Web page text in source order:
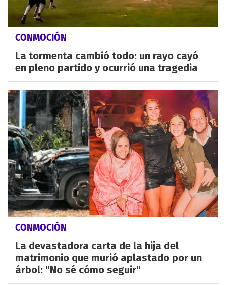
CONMOCIÓN
La tormenta cambió todo: un rayo cayó
en pleno partido y ocurrió una tragedia
CONMOCIÓN
La devastadora carta de la hija del
matrimonio que murió aplastado por un
árbol: "No sé cómo seguir"